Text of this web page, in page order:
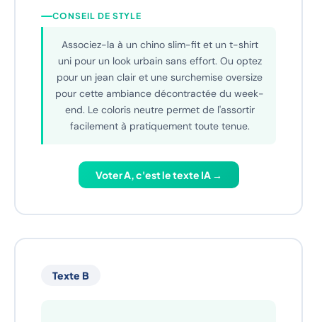
s'adapte à chaque moment.
CONSEIL DE STYLE
Associez-la à un chino slim-fit et un t-shirt
uni pour un look urbain sans effort. Ou optez
pour un jean clair et une surchemise oversize
pour cette ambiance décontractée du week-
end. Le coloris neutre permet de l'assortir